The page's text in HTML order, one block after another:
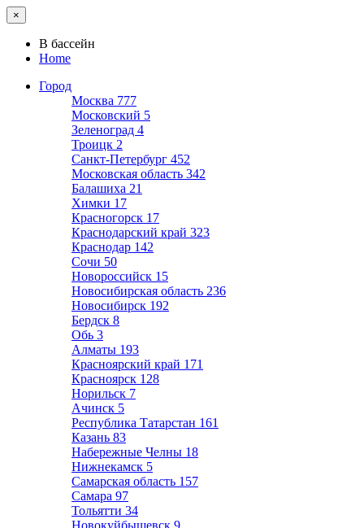
×
В бассейн
Home
Город
Москва 777
Московский 5
Зеленоград 4
Троицк 2
Санкт-Петербург 452
Московская область 342
Балашиха 21
Химки 17
Красногорск 17
Краснодарский край 323
Краснодар 142
Сочи 50
Новороссийск 15
Новосибирская область 236
Новосибирск 192
Бердск 8
Обь 3
Алматы 193
Красноярский край 171
Красноярск 128
Норильск 7
Ачинск 5
Республика Татарстан 161
Казань 83
Набережные Челны 18
Нижнекамск 5
Самарская область 157
Самара 97
Тольятти 34
Новокуйбышевск 9